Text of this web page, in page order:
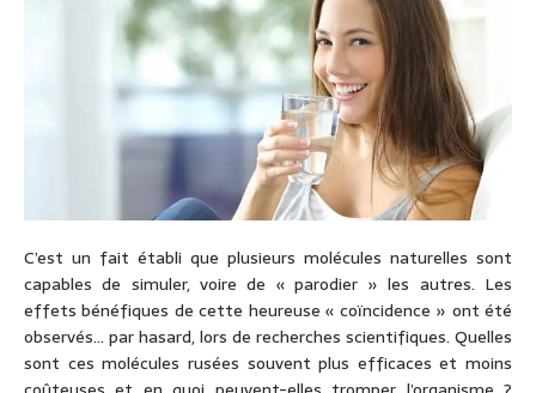
C’est un fait établi que plusieurs molécules naturelles sont
capables de simuler, voire de « parodier » les autres. Les
effets bénéfiques de cette heureuse « coïncidence » ont été
observés… par hasard, lors de recherches scientifiques. Quelles
sont ces molécules rusées souvent plus efficaces et moins